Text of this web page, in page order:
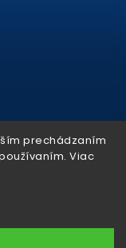
prechádzaním
Viac